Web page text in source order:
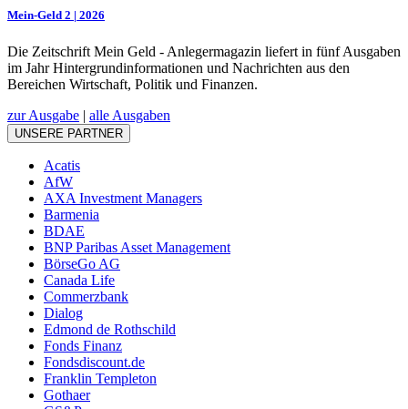
Mein-Geld 2 | 2026
Die Zeitschrift Mein Geld - Anlegermagazin liefert in fünf Ausgaben
im Jahr Hintergrundinformationen und Nachrichten aus den
Bereichen Wirtschaft, Politik und Finanzen.
zur Ausgabe | alle Ausgaben
UNSERE PARTNER
Acatis
AfW
AXA Investment Managers
Barmenia
BDAE
BNP Paribas Asset Management
BörseGo AG
Canada Life
Commerzbank
Dialog
Edmond de Rothschild
Fonds Finanz
Fondsdiscount.de
Franklin Templeton
Gothaer